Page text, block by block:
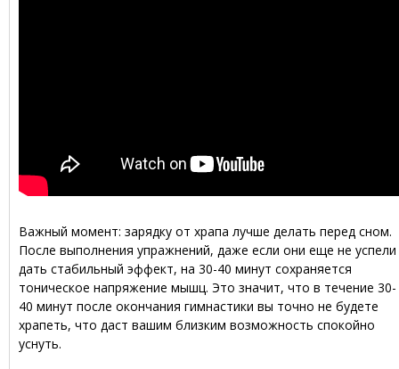
Важный момент: зарядку от храпа лучше делать перед сном.
После выполнения упражнений, даже если они еще не успели
дать стабильный эффект, на 30-40 минут сохраняется
тоническое напряжение мышц. Это значит, что в течение 30-
40 минут после окончания гимнастики вы точно не будете
храпеть, что даст вашим близким возможность спокойно
уснуть.